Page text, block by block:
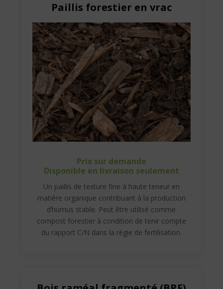
Paillis forestier en vrac
Prix sur demande
Disponible en livraison seulement
Un paillis de texture fine à haute teneur en
matière organique contribuant à la production
d’humus stable. Peut être utilisé comme
compost forestier à condition de tenir compte
du rapport C/N dans la régie de fertilisation.